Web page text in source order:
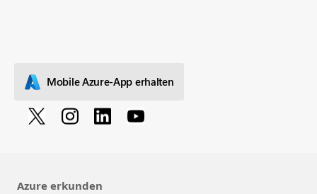
Mobile Azure-App erhalten
Azure erkunden